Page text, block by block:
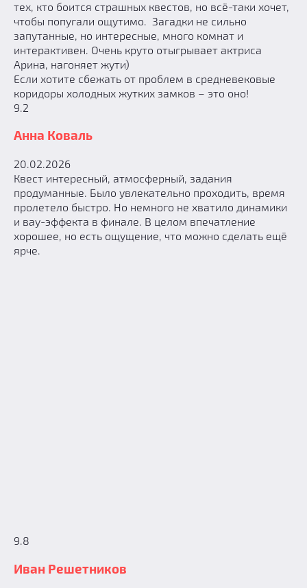
тех, кто боится страшных квестов, но всё-таки хочет,
чтобы попугали ощутимо. Загадки не сильно
запутанные, но интересные, много комнат и
интерактивен. Очень круто отыгрывает актриса
Арина, нагоняет жути)
Если хотите сбежать от проблем в средневековые
коридоры холодных жутких замков – это оно!
9.2
Анна Коваль
20.02.2026
Квест интересный, атмосферный, задания
продуманные. Было увлекательно проходить, время
пролетело быстро. Но немного не хватило динамики
и вау-эффекта в финале. В целом впечатление
хорошее, но есть ощущение, что можно сделать ещё
ярче.
9.8
Иван Решетников